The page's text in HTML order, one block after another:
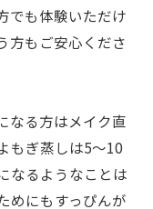
でも体験いただけ
方もご安心くださ
なる方はメイク直
もぎ蒸しは5〜10
なるようなことは
めにもすっぴんが